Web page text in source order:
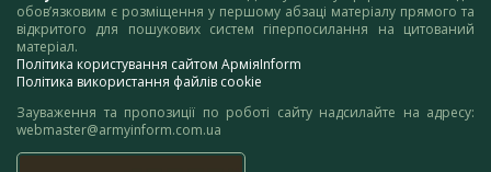
обов’язковим є розміщення у першому абзаці матеріалу прямого та
відкритого для пошукових систем гіперпосилання на цитований
матеріал.
Політика користування сайтом АрміяInform
Політика використання файлів cookie
Зауваження та пропозиції по роботі сайту надсилайте на адресу:
webmaster@armyinform.com.ua